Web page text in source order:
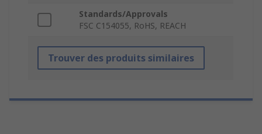
Standards/Approvals
FSC C154055, RoHS, REACH
Trouver des produits similaires